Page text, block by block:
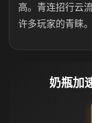
高。青连招行云
许多玩家的青睐。
奶瓶加